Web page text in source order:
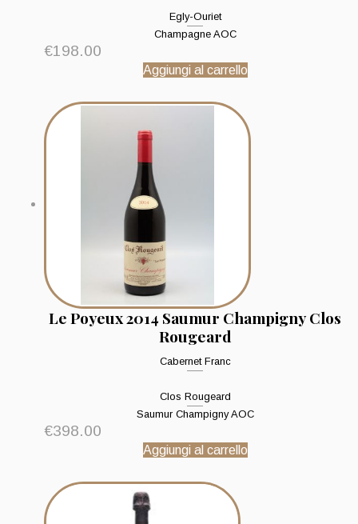
Egly-Ouriet
Champagne AOC
€198.00
Aggiungi al carrello
Le Poyeux 2014 Saumur Champigny Clos
Rougeard
Cabernet Franc
Clos Rougeard
Saumur Champigny AOC
€398.00
Aggiungi al carrello